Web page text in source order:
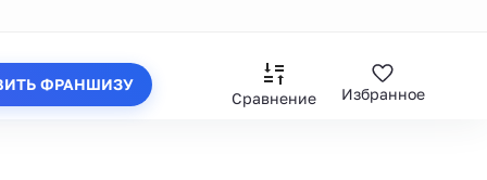
ФРАНШИЗУ
Сравнение Избранное